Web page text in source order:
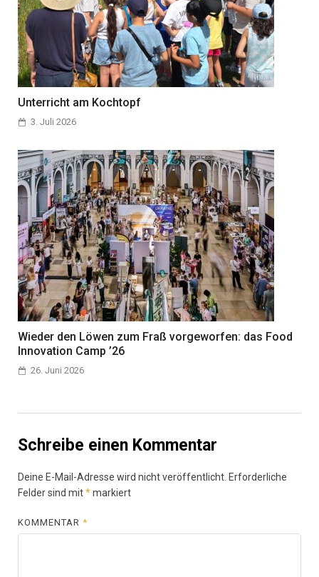
Unterricht am Kochtopf
3. Juli 2026
Wieder den Löwen zum Fraß vorgeworfen: das Food
Innovation Camp ’26
26. Juni 2026
Schreibe einen Kommentar
Deine E-Mail-Adresse wird nicht veröffentlicht. Erforderliche
Felder sind mit*markiert
KOMMENTAR*